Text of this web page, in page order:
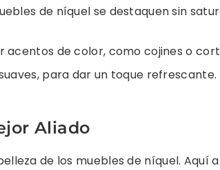
de níquel se destaquen sin
acentos de color, como cojines o
para dar un toque refrescante.
Aliado
de los muebles de níquel. Aquí